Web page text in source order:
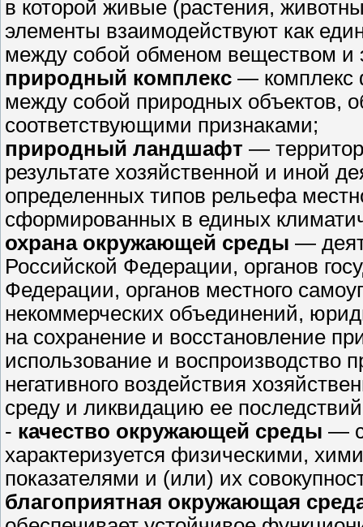
в которой живые (растения,
элементы взаимодействуют как
между собой обменом веществом и
природный комплекс — комплекс
между собой природных объектов,
соответствующими признаками;
природный ландшафт —
результате хозяйственной и иной
определенных типов рельефа
сформированных в единых
охрана окружающей среды —
Российской Федерации, органов
Федерации, органов местного
некоммерческих объединений,
на сохранение и восстановление
использование и воспроизводство
негативного воздействия
среду и ликвидацию ее
- качество окружающей среды —
характеризуется физическими,
показателями и (или) их
благоприятная окружающая